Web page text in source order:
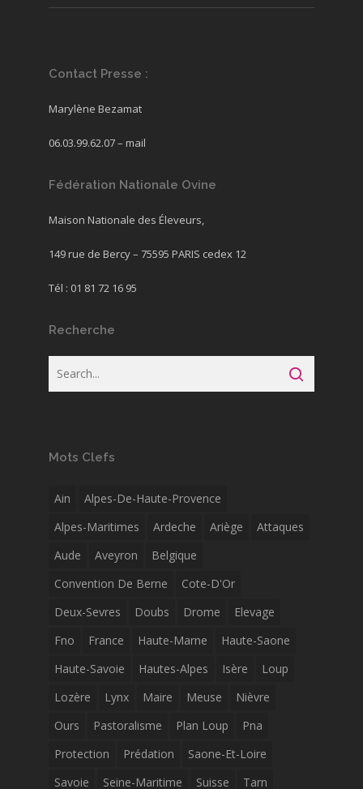
Contact Presse :
Marylène Bezamat
06.03.99.62.07 – mail
Fédération Nationale Ovine
Maison Nationale des Éleveurs,
149 rue de Bercy – 75595 PARIS cedex 12
Tél : 01 81 72 16 95
Recherche
Mots Clefs
Ain
Alpes-De-Haute-Provence
Alpes-Maritimes
Ardeche Ariège
Attaques
Aude
Aveyron
Belgique
Convention De Berne
Cote-D'Or
Deux-Sevres
Doubs Drome
Elevage
Fno
France Haute-Marne
Haute-Saone
Haute-Savoie
Hautes-Alpes Isère
Loup
Lozère
Lynx Maire Meuse
Nièvre
Ours
Pastoralisme Plan Loup
Pna
Protection
Prédation
Saone-Et-Loire
Savoie
Seine-Maritime Suisse Tarn